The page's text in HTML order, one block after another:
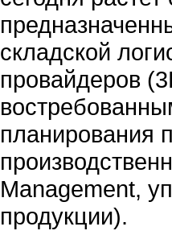
складской
провайдеров
планирования
Management,
продукции).